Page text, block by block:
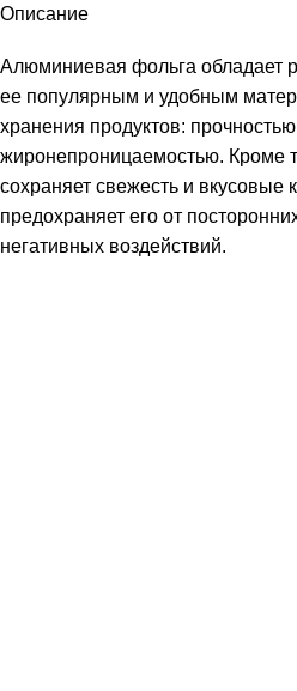
Описание
Алюминиевая фольга обладает
ее популярным и удобным
хранения продуктов:
жиронепроницаемостью. Кроме
сохраняет свежесть и вкусовые
предохраняет его от
негативных воздействий.